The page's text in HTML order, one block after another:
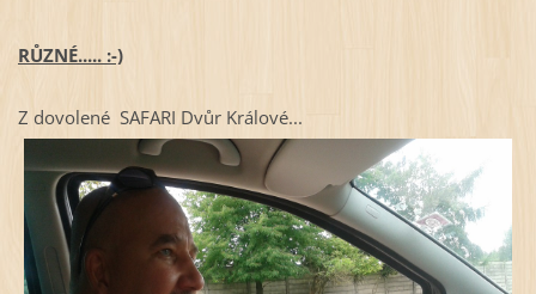
RŮZNÉ..... :-)
Z dovolené SAFARI Dvůr Králové...